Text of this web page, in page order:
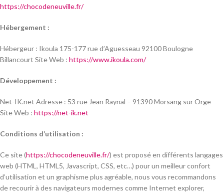
https://chocodeneuville.fr/
Hébergement :
Hébergeur : Ikoula 175-177 rue d’Aguesseau 92100 Boulogne
Billancourt Site Web : https://www.ikoula.com/
Développement :
Net-IK.net Adresse : 53 rue Jean Raynal – 91390 Morsang sur Orge
Site Web : https://net-ik.net
Conditions d’utilisation :
Ce site (https://chocodeneuville.fr/) est proposé en différents langages
web (HTML, HTML5, Javascript, CSS, etc…) pour un meilleur confort
d’utilisation et un graphisme plus agréable, nous vous recommandons
de recourir à des navigateurs modernes comme Internet explorer,